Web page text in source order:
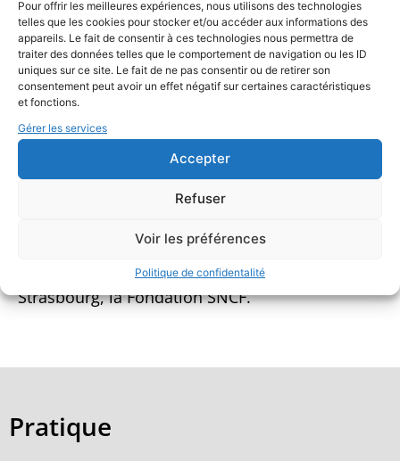
Pour offrir les meilleures expériences, nous utilisons des technologies
telles que les cookies pour stocker et/ou accéder aux informations des
appareils. Le fait de consentir à ces technologies nous permettra de
traiter des données telles que le comportement de navigation ou les ID
uniques sur ce site. Le fait de ne pas consentir ou de retirer son
consentement peut avoir un effet négatif sur certaines caractéristiques
et fonctions.
Gérer les services
Accepter
Refuser
Voir les préférences
Politique de confidentalité
Production
Les Mots du Clic
Stimultaniagrâce au ministère
de la Culture (Direction régionale des affaires
culturelles Grand Est), au Commissariat Général
à l’Égalité des Territoires, à la Délégation
de France, la Ville et l’Eurométropole de
Strasbourg, la Fondation SNCF.
Pratique